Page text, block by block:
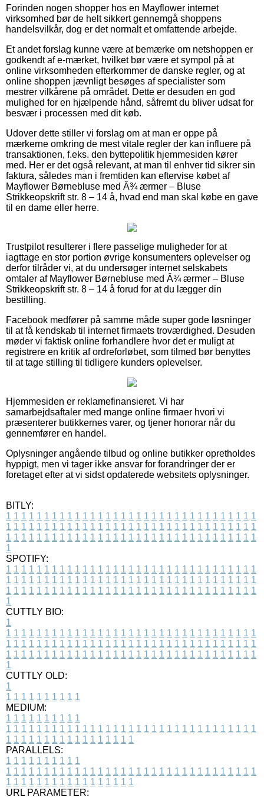
Forinden nogen shopper hos en Mayflower internet
virksomhed bør de helt sikkert gennemgå shoppens
handelsvilkår, dog er det normalt et omfattende arbejde.
Et andet forslag kunne være at bemærke om netshoppen er
godkendt af e-mærket, hvilket bør være et sympol på at
online virksomheden efterkommer de danske regler, og at
online shoppen jævnligt besøges af specialister som
mestrer vilkårene på området. Dette er desuden en god
mulighed for en hjælpende hånd, såfremt du bliver udsat for
besvær i processen med dit køb.
Udover dette stiller vi forslag om at man er oppe på
mærkerne omkring de mest vitale regler der kan influere på
transaktionen, f.eks. den byttepolitik hjemmesiden kører
med. Her er det også relevant, at man til enhver tid sikrer sin
faktura, således man i fremtiden kan eftervise købet af
Mayflower Børnebluse med Â¾ ærmer – Bluse
Strikkeopskrift str. 8 – 14 å, hvad end man skal købe en gave
til en dame eller herre.
Trustpilot resulterer i flere passelige muligheder for at
iagttage en stor portion øvrige konsumenters oplevelser og
derfor tilråder vi, at du undersøger internet selskabets
omtaler af Mayflower Børnebluse med Â¾ ærmer – Bluse
Strikkeopskrift str. 8 – 14 å forud for at du lægger din
bestilling.
Facebook medfører på samme måde super gode løsninger
til at få kendskab til internet firmaets troværdighed. Desuden
møder vi faktisk online forhandlere hvor det er muligt at
registrere en kritik af ordreforløbet, som tilmed bør benyttes
til at tage stilling til tidligere kunders oplevelser.
Hjemmesiden er reklamefinansieret. Vi har
samarbejdsaftaler med mange online firmaer hvori vi
præsenterer butikkernes varer, og tjener honorar når du
gennemfører en handel.
Oplysninger angående tilbud og online butikker opretholdes
hyppigt, men vi tager ikke ansvar for forandringer der er
foretaget efter at vi sidst opdaterede websitets oplysninger.
BITLY:
1 1 1 1 1 1 1 1 1 1 1 1 1 1 1 1 1 1 1 1 1 1 1 1 1 1 1 1 1 1 1 1 1
1 1 1 1 1 1 1 1 1 1 1 1 1 1 1 1 1 1 1 1 1 1 1 1 1 1 1 1 1 1 1 1 1
1 1 1 1 1 1 1 1 1 1 1 1 1 1 1 1 1 1 1 1 1 1 1 1 1 1 1 1 1 1 1 1 1
1
SPOTIFY:
1 1 1 1 1 1 1 1 1 1 1 1 1 1 1 1 1 1 1 1 1 1 1 1 1 1 1 1 1 1 1 1 1
1 1 1 1 1 1 1 1 1 1 1 1 1 1 1 1 1 1 1 1 1 1 1 1 1 1 1 1 1 1 1 1 1
1 1 1 1 1 1 1 1 1 1 1 1 1 1 1 1 1 1 1 1 1 1 1 1 1 1 1 1 1 1 1 1 1
1
CUTTLY BIO:
1
1 1 1 1 1 1 1 1 1 1 1 1 1 1 1 1 1 1 1 1 1 1 1 1 1 1 1 1 1 1 1 1 1
1 1 1 1 1 1 1 1 1 1 1 1 1 1 1 1 1 1 1 1 1 1 1 1 1 1 1 1 1 1 1 1 1
1 1 1 1 1 1 1 1 1 1 1 1 1 1 1 1 1 1 1 1 1 1 1 1 1 1 1 1 1 1 1 1 1
1
CUTTLY OLD:
1
1 1 1 1 1 1 1 1 1 1
MEDIUM:
1 1 1 1 1 1 1 1 1 1
1 1 1 1 1 1 1 1 1 1 1 1 1 1 1 1 1 1 1 1 1 1 1 1 1 1 1 1 1 1 1 1 1
1 1 1 1 1 1 1 1 1 1 1 1 1 1 1 1 1
PARALLELS:
1 1 1 1 1 1 1 1 1 1
1 1 1 1 1 1 1 1 1 1 1 1 1 1 1 1 1 1 1 1 1 1 1 1 1 1 1 1 1 1 1 1 1
1 1 1 1 1 1 1 1 1 1 1 1 1 1 1 1 1
URL PARAMETER: